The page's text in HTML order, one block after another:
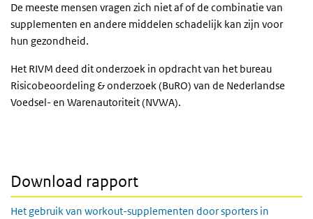
De meeste mensen vragen zich niet af of de combinatie van
supplementen en andere middelen schadelijk kan zijn voor
hun gezondheid.
Het RIVM deed dit onderzoek in opdracht van het bureau
Risicobeoordeling & onderzoek (BuRO) van de Nederlandse
Voedsel- en Warenautoriteit (NVWA).
Download rapport
Het gebruik van workout-supplementen door sporters in